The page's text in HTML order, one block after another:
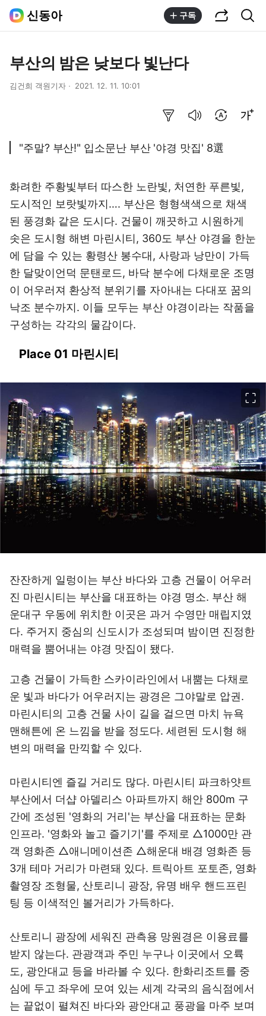
신동아 구독
부산의 밤은 낮보다 빛난다
김건희 객원기자 2021. 12. 11. 10:01
"주말? 부산!" 입소문난 부산 '야경 맛집' 8選
화려한 주황빛부터 따스한 노란빛, 처연한 푸른빛,
도시적인 보랏빛까지…. 부산은 형형색색으로 채색
된 풍경화 같은 도시다. 건물이 깨끗하고 시원하게
솟은 도시형 해변 마린시티, 360도 부산 야경을 한눈
에 담을 수 있는 황령산 봉수대, 사랑과 낭만이 가득
한 달맞이언덕 문탠로드, 바닥 분수에 다채로운 조명
이 어우러져 환상적 분위기를 자아내는 다대포 꿈의
낙조 분수까지. 이들 모두는 부산 야경이라는 작품을
구성하는 각각의 물감이다.
Place 01 마린시티
잔잔하게 일렁이는 부산 바다와 고층 건물이 어우러
진 마린시티는 부산을 대표하는 야경 명소. 부산 해
운대구 우동에 위치한 이곳은 과거 수영만 매립지였
다. 주거지 중심의 신도시가 조성되며 밤이면 진정한
매력을 뿜어내는 야경 맛집이 됐다.
고층 건물이 가득한 스카이라인에서 내뿜는 다채로
운 빛과 바다가 어우러지는 광경은 그야말로 압권.
마린시티의 고층 건물 사이 길을 걸으면 마치 뉴욕
맨해튼에 온 느낌을 받을 정도다. 세련된 도시형 해
변의 매력을 만끽할 수 있다.
마린시티엔 즐길 거리도 많다. 마린시티 파크하얏트
부산에서 더샵 아델리스 아파트까지 해안 800m 구
간에 조성된 '영화의 거리'는 부산을 대표하는 문화
인프라. '영화와 놀고 즐기기'를 주제로 △1000만 관
객 영화존 △애니메이션존 △해운대 배경 영화존 등
3개 테마 거리가 마련돼 있다. 트릭아트 포토존, 영화
촬영장 조형물, 산토리니 광장, 유명 배우 핸드프린
팅 등 이색적인 볼거리가 가득하다.
산토리니 광장에 세워진 관측용 망원경은 이용료를
받지 않는다. 관광객과 주민 누구나 이곳에서 오륙
도, 광안대교 등을 바라볼 수 있다. 한화리조트를 중
심에 두고 좌우에 모여 있는 세계 각국의 음식점에서
는 끝없이 펼쳐진 바다와 광안대교 풍광을 마주 보며